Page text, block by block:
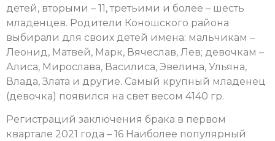
детей, вторыми – 11, третьими и более – шесть
младенцев. Родители Коношского района
выбирали для своих детей имена: мальчикам –
Леонид, Матвей, Марк, Вячеслав, Лев; девочкам –
Алиса, Мирослава, Василиса, Эвелина, Ульяна,
Влада, Злата и другие. Самый крупный младенец
(девочка) появился на свет весом 4140 гр.
Регистраций заключения брака в первом
квартале 2021 года – 16 Наиболее популярный